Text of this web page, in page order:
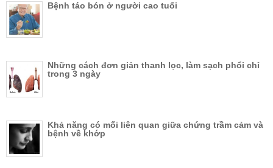
Bệnh táo bón ở người cao tuổi
Những cách đơn giản thanh lọc, làm sạch phổi chỉ
trong 3 ngày
Khả năng có mối liên quan giữa chứng trầm cảm và
bệnh về khớp